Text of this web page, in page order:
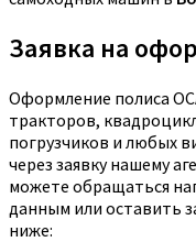
Заявка на
Оформление полиса
тракторов,
погрузчиков и любых
через заявку нашему
можете обращаться
данным или оставить
ниже: